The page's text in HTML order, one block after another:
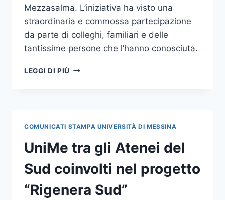
Mezzasalma. L’iniziativa ha visto una
straordinaria e commossa partecipazione
da parte di colleghi, familiari e delle
tantissime persone che l’hanno conosciuta.
LEGGI DI PIÙ IN
UNA
GIORNATA
DI
AFFETTO
RICONOSCIMENTO
COMUNICATI STAMPA UNIVERSITÀ DI MESSINA
UniMe tra gli Atenei del
Sud coinvolti nel progetto
“Rigenera Sud”